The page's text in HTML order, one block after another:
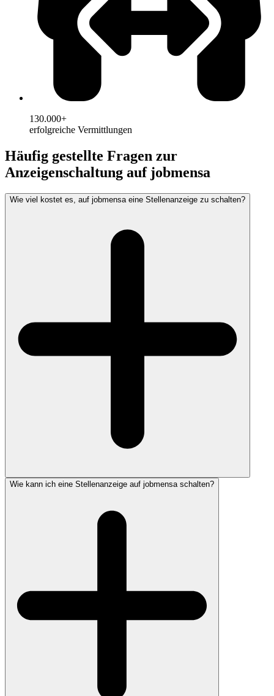
130.000+
erfolgreiche Vermittlungen
Häufig gestellte Fragen zur
Anzeigenschaltung auf jobmensa
Wie viel kostet es, auf jobmensa eine Stellenanzeige zu schalten?
Wie kann ich eine Stellenanzeige auf jobmensa schalten?